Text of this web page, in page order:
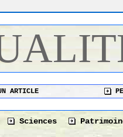
ARTICLE
Sciences